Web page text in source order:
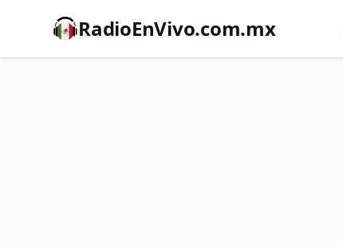
RadioEnVivo.com.mx